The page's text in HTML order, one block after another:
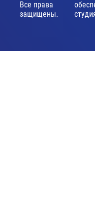
Все права
защищены.